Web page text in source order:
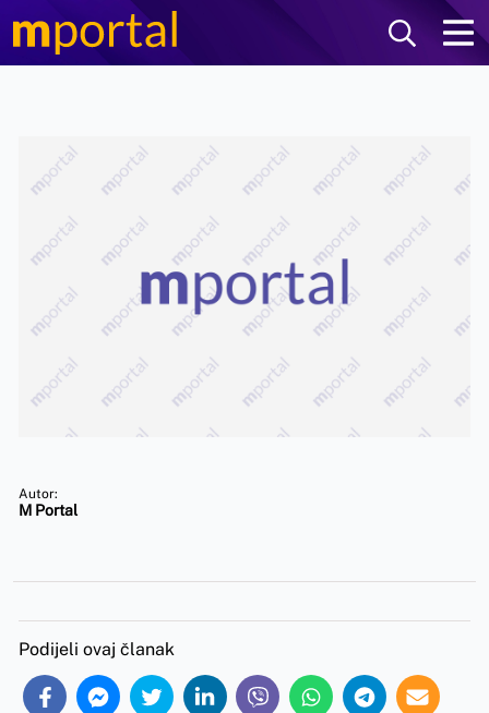
Autor:
M Portal
Podijeli ovaj članak